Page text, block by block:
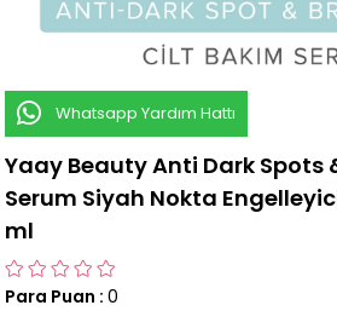
Whatsapp Yardım Hattı
Yaay Beauty Anti Dark Spots
Serum Siyah Nokta
ml
Para Puan : 0